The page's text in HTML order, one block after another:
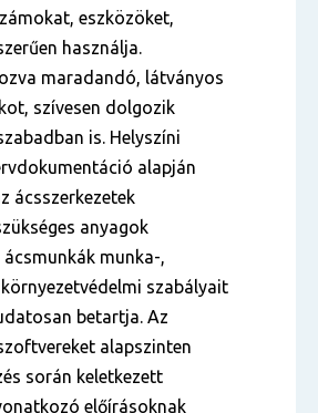
eszközöket,
használja.
maradandó, látványos
szívesen dolgozik
is. Helyszíni
alapján
ácsszerkezetek
anyagok
ácsmunkák munka-,
szabályait
betartja. Az
alapszinten
során keletkezett
előírásoknak